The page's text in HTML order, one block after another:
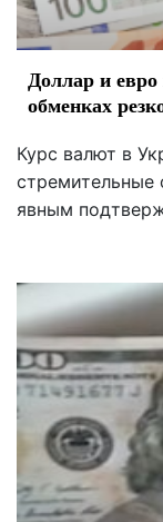
Доллар и евро
обменках
Курс валют в
стремительные
явным